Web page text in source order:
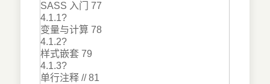
SASS 入门 77
4.1.1?
变量与计算 78
4.1.2?
样式嵌套 79
4.1.3?
单行注释 // 81